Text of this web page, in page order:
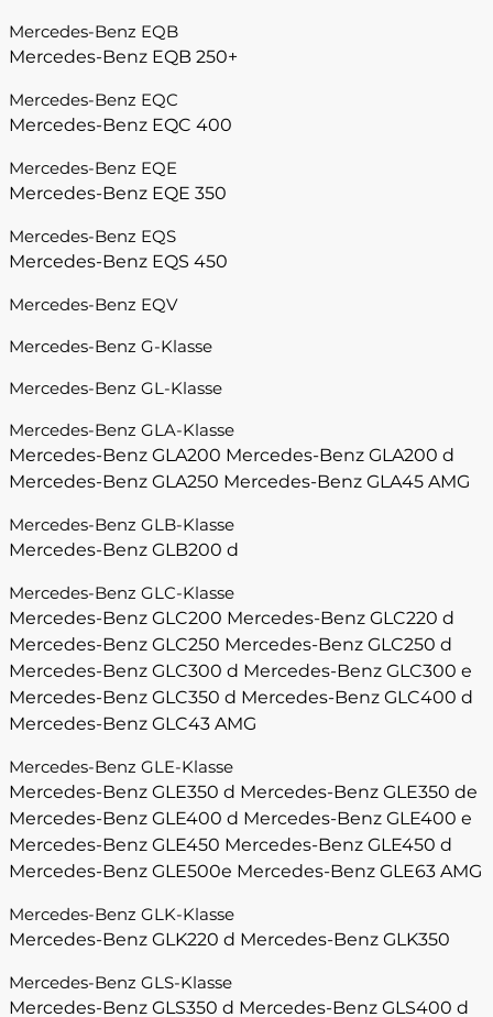
Mercedes-Benz EQB
Mercedes-Benz EQB 250+
Mercedes-Benz EQC
Mercedes-Benz EQC 400
Mercedes-Benz EQE
Mercedes-Benz EQE 350
Mercedes-Benz EQS
Mercedes-Benz EQS 450
Mercedes-Benz EQV
Mercedes-Benz G-Klasse
Mercedes-Benz GL-Klasse
Mercedes-Benz GLA-Klasse
Mercedes-Benz GLA200 Mercedes-Benz GLA200 d
Mercedes-Benz GLA250 Mercedes-Benz GLA45 AMG
Mercedes-Benz GLB-Klasse
Mercedes-Benz GLB200 d
Mercedes-Benz GLC-Klasse
Mercedes-Benz GLC200 Mercedes-Benz GLC220 d
Mercedes-Benz GLC250 Mercedes-Benz GLC250 d
Mercedes-Benz GLC300 d Mercedes-Benz GLC300 e
Mercedes-Benz GLC350 d Mercedes-Benz GLC400 d
Mercedes-Benz GLC43 AMG
Mercedes-Benz GLE-Klasse
Mercedes-Benz GLE350 d Mercedes-Benz GLE350 de
Mercedes-Benz GLE400 d Mercedes-Benz GLE400 e
Mercedes-Benz GLE450 Mercedes-Benz GLE450 d
Mercedes-Benz GLE500e Mercedes-Benz GLE63 AMG
Mercedes-Benz GLK-Klasse
Mercedes-Benz GLK220 d Mercedes-Benz GLK350
Mercedes-Benz GLS-Klasse
Mercedes-Benz GLS350 d Mercedes-Benz GLS400 d